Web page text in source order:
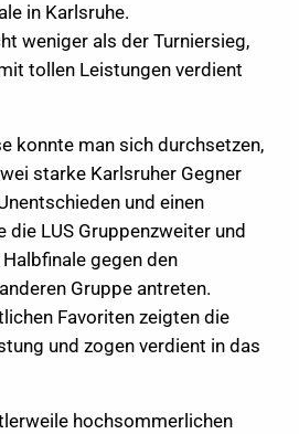
in Karlsruhe.
weniger als der Turniersieg,
tollen Leistungen verdient
konnte man sich durchsetzen,
starke Karlsruher Gegner
und einen
die LUS Gruppenzweiter und
gegen den
Gruppe antreten.
Favoriten zeigten die
und zogen verdient in das
hochsommerlichen